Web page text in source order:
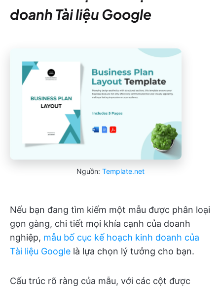
doanh Tài liệu Google
Nguồn: Template.net
Nếu bạn đang tìm kiếm một mẫu được phân loại
gọn gàng, chi tiết mọi khía cạnh của doanh
nghiệp, mẫu bố cục kế hoạch kinh doanh của
Tài liệu Google là lựa chọn lý tưởng cho bạn.
Cấu trúc rõ ràng của mẫu, với các cột được